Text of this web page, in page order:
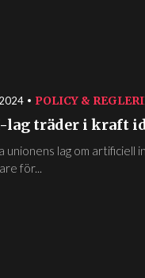
POLICY &
lag träder i kraft
unionens lag om
för...